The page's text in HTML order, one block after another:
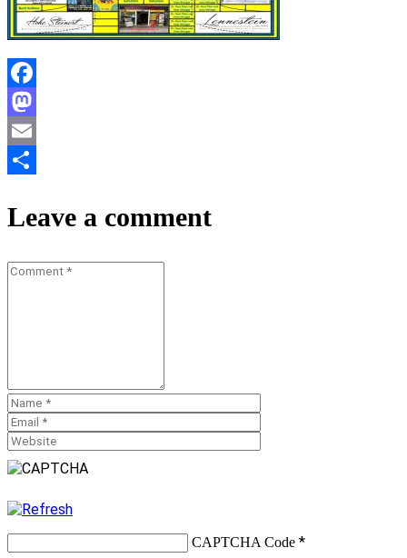
Facebook
Mastodon
Email
Leave a comment
CAPTCHA Code *